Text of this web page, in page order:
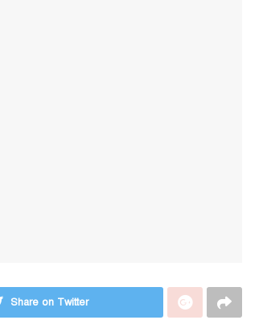
Share on Twitter